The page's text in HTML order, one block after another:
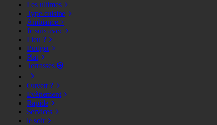
Les ultimes
Type cuisine
Ambiance >
Je suis avec
Lieu ?
Budget
Plat
Terrasses
Ouvert ?
Evènement
Rapide
Services
le soir